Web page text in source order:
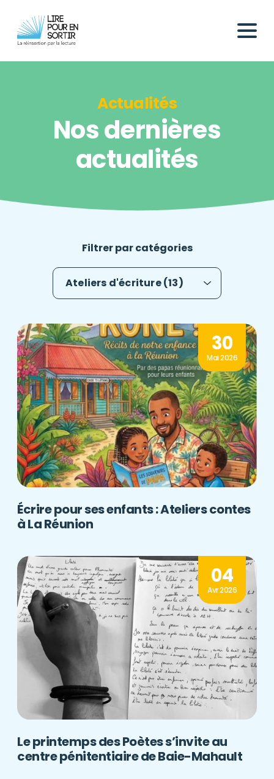
Actualités
Nos dernières
actualités
Filtrer par catégories
30
Mai 2026
Écrire pour ses enfants : Ateliers contes
à La Réunion
04
Avr 2026
Le printemps des Poètes s’invite au
centre pénitentiaire de Baie-Mahault